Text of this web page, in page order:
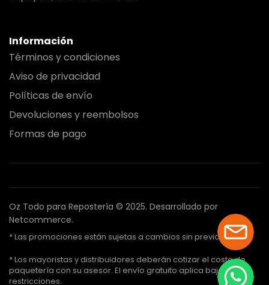
Información
Términos y condiciones
Aviso de privacidad
Políticas de envío
Devoluciones y reembolsos
Formas de pago
Oz Todo para Repostería © 2025. Desarrollado por
Netcommerce.
* Las promociones están sujetas a cambios sin previo aviso.
* Los mayoristas y distribuidores deberán cotizar el costo de
paquetería con su asesor. El envío gratuito aplica bajo ciertas
restricciones.